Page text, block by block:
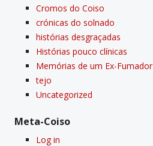
Cromos do Coiso
crónicas do solnado
histórias desgraçadas
Histórias pouco clí­nicas
Memórias de um Ex-Fumador
tejo
Uncategorized
Meta-Coiso
Log in